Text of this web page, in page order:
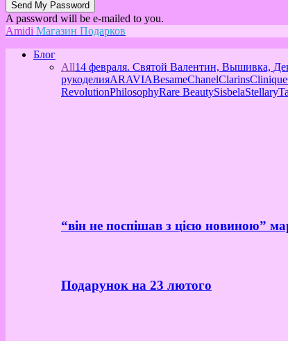
A password will be e-mailed to you.
Amidi Магазин Подарков
Блог
All14 февраля. Святой Валентин, Вышивка,
рукоделияARAVIABesameChanelClarinsClinique
RevolutionPhilosophyRare BeautySisbelaStellary
“він не поспішав з цією новиною”
Подарунок на 23 лютого